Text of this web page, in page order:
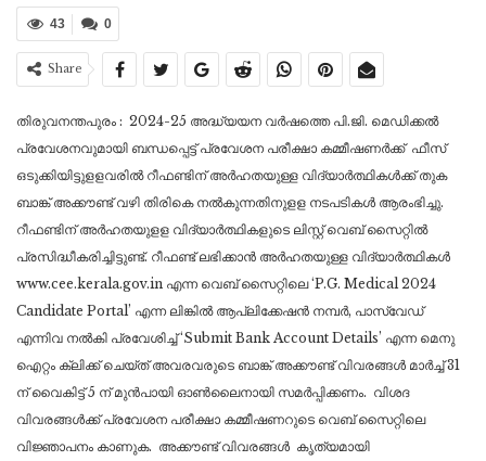
0
43
Share
തിരുവനന്തപുരം : 2024-25 അദ്ധ്യയന വർഷത്തെ പി.ജി. മെഡിക്കൽ
പ്രവേശനവുമായി ബന്ധപ്പെട്ട് പ്രവേശന പരീക്ഷാ കമ്മീഷണർക്ക് ഫീസ്
ഒടുക്കിയിട്ടുളളവരിൽ റീഫണ്ടിന് അർഹതയുള്ള വിദ്യാർത്ഥികൾക്ക് തുക
ബാങ്ക് അക്കൗണ്ട് വഴി തിരികെ നൽകുന്നതിനുളള നടപടികൾ ആരംഭിച്ചു.
റീഫണ്ടിന് അർഹതയുളള വിദ്യാർത്ഥികളുടെ ലിസ്റ്റ് വെബ് സൈറ്റിൽ
പ്രസിദ്ധീകരിച്ചിട്ടുണ്ട്. റീഫണ്ട് ലഭിക്കാൻ അർഹതയുള്ള വിദ്യാർത്ഥികൾ
www.cee.kerala.gov.in എന്ന വെബ് സൈറ്റിലെ ‘P.G. Medical 2024
Candidate Portal’ എന്ന ലിങ്കിൽ ആപ്ലിക്കേഷൻ നമ്പർ, പാസ്‌വേഡ്‌
എന്നിവ നൽകി പ്രവേശിച്ച് ‘Submit Bank Account Details’ എന്ന മെനു
ഐറ്റം ക്ലിക്ക് ചെയ്ത് അവരവരുടെ ബാങ്ക് അക്കൗണ്ട് വിവരങ്ങൾ മാർച്ച് 31
ന് വൈകിട്ട് 5 ന് മുൻപായി ഓൺലൈനായി സമർപ്പിക്കണം. വിശദ
വിവരങ്ങൾക്ക് പ്രവേശന പരീക്ഷാ കമ്മീഷണറുടെ വെബ് സൈറ്റിലെ
വിജ്ഞാപനം കാണുക. അക്കൗണ്ട് വിവരങ്ങൾ കൃത്യമായി